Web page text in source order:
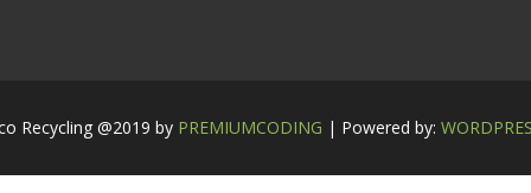
Recycling @2019 by PREMIUMCODING | Powered by: